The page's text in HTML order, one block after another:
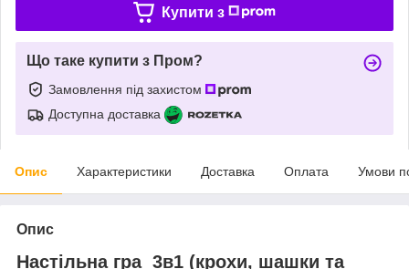
Купити з
Що таке купити з Пром?
Замовлення під захистом
Доступна доставка
Опис Характеристики Доставка Оплата Умови
Опис
Настільна гра 3в1 (крохи, шашки та